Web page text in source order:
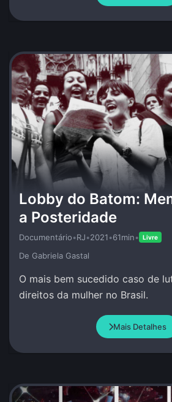
Lobby do Batom:
a Posteridade
Documentário•RJ•2021•61min• Livre
De Gabriela Gastal
O mais bem sucedido caso de
direitos da mulher no Brasil.
Mais Detalhes